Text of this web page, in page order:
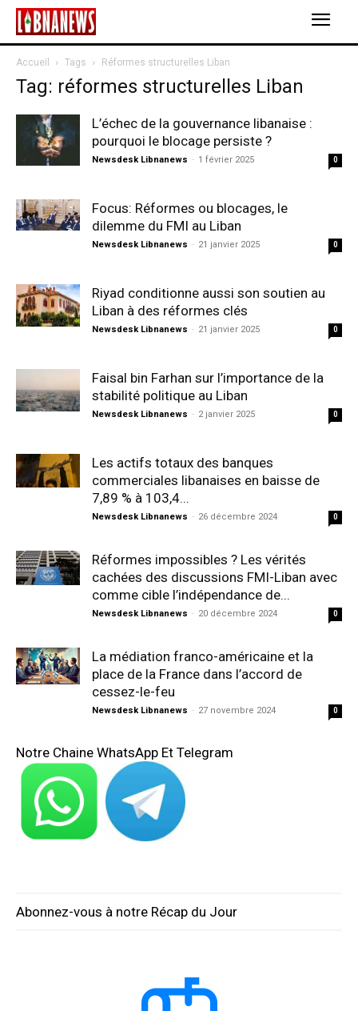
Accueil Tags Réformes structurelles Liban
Tag: réformes structurelles Liban
L’échec de la gouvernance libanaise :
pourquoi le blocage persiste ?
Newsdesk Libnanews - 1 février 2025 0
Focus: Réformes ou blocages, le
dilemme du FMI au Liban
Newsdesk Libnanews - 21 janvier 2025 0
Riyad conditionne aussi son soutien au
Liban à des réformes clés
Newsdesk Libnanews - 21 janvier 2025 0
Faisal bin Farhan sur l’importance de la
stabilité politique au Liban
Newsdesk Libnanews - 2 janvier 2025 0
Les actifs totaux des banques
commerciales libanaises en baisse de
7,89 % à 103,4...
Newsdesk Libnanews - 26 décembre 2024 0
Réformes impossibles ? Les vérités
cachées des discussions FMI-Liban avec
comme cible l’indépendance de...
Newsdesk Libnanews - 20 décembre 2024 0
La médiation franco-américaine et la
place de la France dans l’accord de
cessez-le-feu
Newsdesk Libnanews - 27 novembre 2024 0
Notre Chaine WhatsApp Et Telegram
Abonnez-vous à notre Récap du Jour